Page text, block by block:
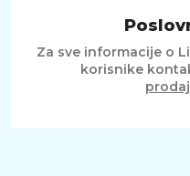
Za sve informacije o
korisnike